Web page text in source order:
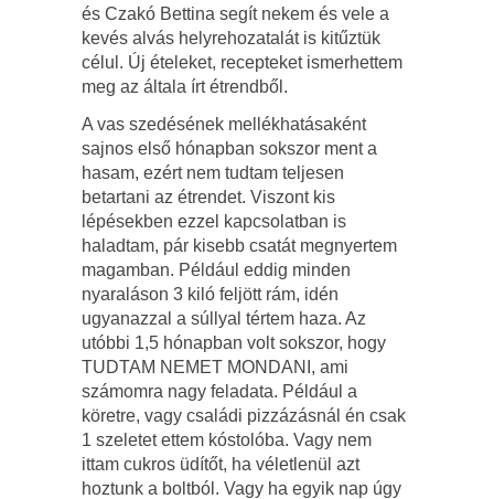
és Czakó Bettina segít nekem és vele a
kevés alvás helyrehozatalát is kitűztük
célul. Új ételeket, recepteket ismerhettem
meg az általa írt étrendből.
A vas szedésének mellékhatásaként
sajnos első hónapban sokszor ment a
hasam, ezért nem tudtam teljesen
betartani az étrendet. Viszont kis
lépésekben ezzel kapcsolatban is
haladtam, pár kisebb csatát megnyertem
magamban. Például eddig minden
nyaraláson 3 kiló feljött rám, idén
ugyanazzal a súllyal tértem haza. Az
utóbbi 1,5 hónapban volt sokszor, hogy
TUDTAM NEMET MONDANI, ami
számomra nagy feladata. Például a
köretre, vagy családi pizzázásnál én csak
1 szeletet ettem kóstolóba. Vagy nem
ittam cukros üdítőt, ha véletlenül azt
hoztunk a boltból. Vagy ha egyik nap úgy